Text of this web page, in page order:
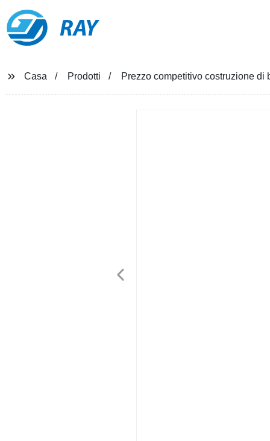
RAY
Casa Prodotti Prezzo competitivo costruzione